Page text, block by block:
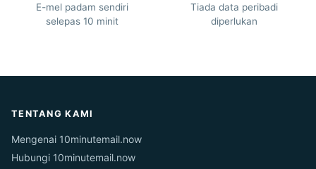
E-mel padam sendiri
selepas 10 minit
Tiada data peribadi
diperlukan
TENTANG KAMI
Mengenai 10minutemail.now
Hubungi 10minutemail.now